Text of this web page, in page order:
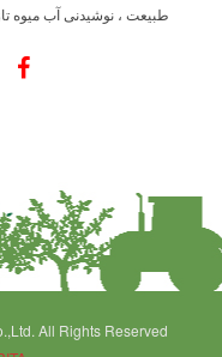
طبیعت ، نوشیدنی آب میوه
All Rights Reserved